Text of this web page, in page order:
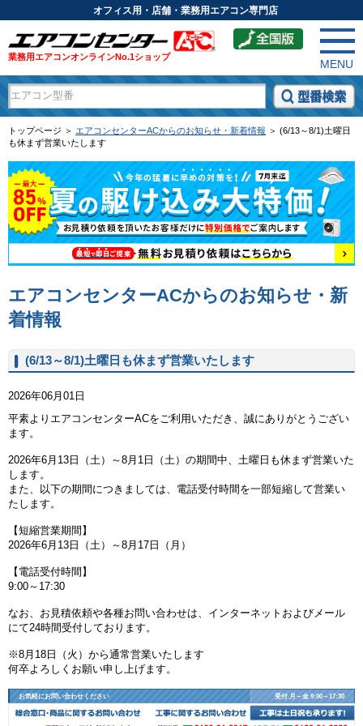
オフィス用・店舗・業務用エアコン専門店
業務用エアコンオンラインNo.1ショップ
MENU
トップページ ＞ エアコンセンターACからのお知らせ・新着情報 ＞ (6/13～8/1)土曜日
も休まず営業いたします
エアコンセンターACからのお知らせ・新
着情報
(6/13～8/1)土曜日も休まず営業いたします
2026年06月01日
平素よりエアコンセンターACをご利用いただき、誠にありがとうござい
ます。
2026年6月13日（土）～8月1日（土）の期間中、土曜日も休まず営業いた
します。
また、以下の期間につきましては、電話受付時間を一部短縮して営業い
たします。
【短縮営業期間】
2026年6月13日（土）～8月17日（月）
【電話受付時間】
9:00～17:30
なお、お見積依頼や各種お問い合わせは、インターネットおよびメール
にて24時間受付しております。
※8月18日（火）から通常営業いたします
何卒よろしくお願い申し上げます。
お気軽にお問い合わせください 受付 月～金 9:00～17:30